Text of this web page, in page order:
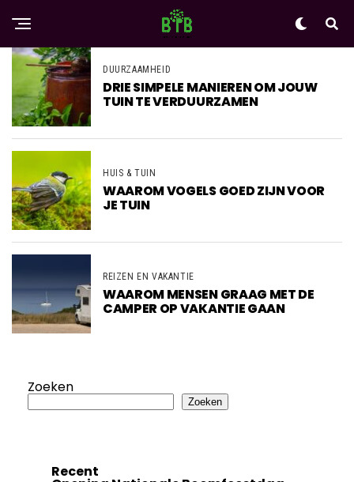
DUURZAAMHEID
DRIE SIMPELE MANIEREN OM JOUW
TUIN TE VERDUURZAMEN
HUIS & TUIN
WAAROM VOGELS GOED ZIJN VOOR
JE TUIN
REIZEN EN VAKANTIE
WAAROM MENSEN GRAAG MET DE
CAMPER OP VAKANTIE GAAN
Zoeken
Zoeken
Recent